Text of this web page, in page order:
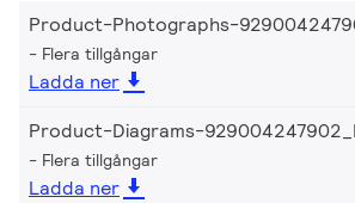
Product-Photographs-
Flera tillgångar
Ladda ner
Product-Diagrams-
Flera tillgångar
Ladda ner